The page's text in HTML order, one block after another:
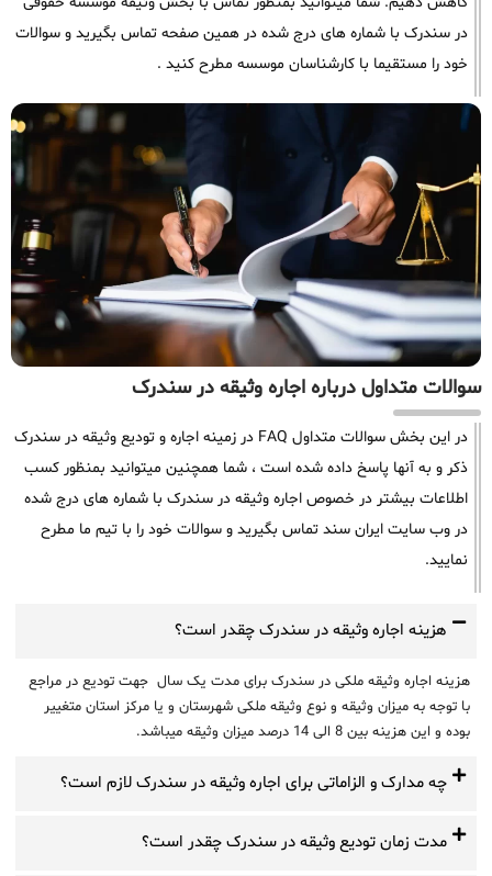
در سندرک با شماره های درج شده در همین صفحه تماس بگیرید و سوالات
خود را مستقیما با کارشناسان موسسه مطرح کنید .
سوالات متداول درباره اجاره وثیقه در سندرک
در این بخش سوالات متداول FAQ در زمینه اجاره و تودیع وثیقه در سندرک
ذکر و به آنها پاسخ داده شده است ، شما همچنین میتوانید بمنظور کسب
اطلاعات بیشتر در خصوص اجاره وثیقه در سندرک با شماره های درج شده
در وب سایت ایران سند تماس بگیرید و سوالات خود را با تیم ما مطرح
نمایید.
هزینه اجاره وثیقه در سندرک چقدر است؟
هزینه اجاره وثیقه ملکی در سندرک برای مدت یک سال جهت تودیع در مراجع
با توجه به میزان وثیقه و نوع وثیقه ملکی شهرستان و یا مرکز استان متغییر
بوده و این هزینه بین 8 الی 14 درصد میزان وثیقه میباشد.
چه مدارک و الزاماتی برای اجاره وثیقه در سندرک لازم است؟
مدت زمان تودیع وثیقه در سندرک چقدر است؟